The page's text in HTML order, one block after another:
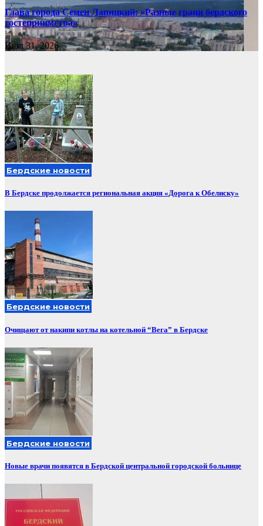
Глава города Семен Лапицкий: «Разные грани бердского
гостеприимства»
Июл 31, 2026
Бердские новости
В Бердске продолжается региональная акция «Дорога к Обелиску»
Бердские новости
Очищают от накипи котлы на котельной “Вега” в Бердске
Бердские новости
Новые врачи появятся в Бердской центральной городской больнице